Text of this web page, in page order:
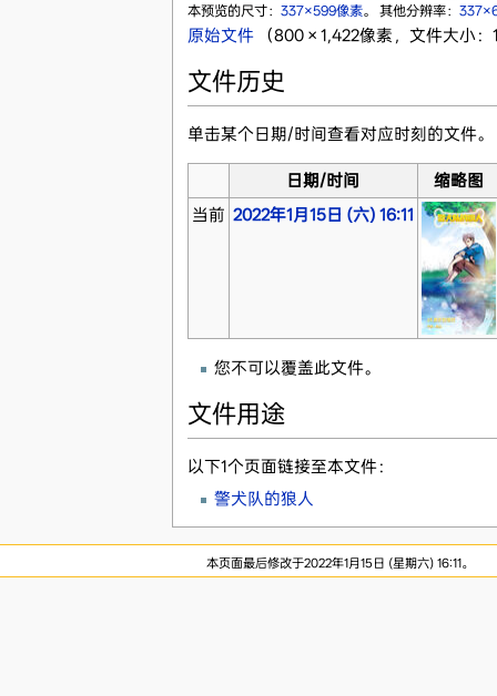
本预览的尺寸： 337×599像素。 其他分辨率：
原始文件‎ （800 × 1,422像素，文件大小
文件历史
单击某个日期/时间查看对应时刻的文件。
日期/时间
缩略图
当前 2022年1月15日 (六) 16:11
您不可以覆盖此文件。
文件用途
以下1个页面链接至本文件：
警犬队的狼人
本页面最后修改于2022年1月15日 (星期六) 16:11。